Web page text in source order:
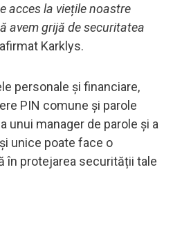
acces la viețile noastre
avem grijă de securitatea
Karklys.
personale și financiare,
PIN comune și parole
unui manager de parole și a
unice poate face o
în protejarea securității tale